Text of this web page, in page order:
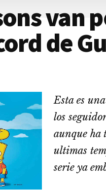
van
de
Esta es
los
aunque ha
ultimas
serie ya